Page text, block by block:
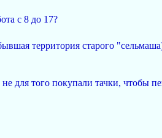
с 8 до 17?
территория старого
для того покупали тачки, чтобы